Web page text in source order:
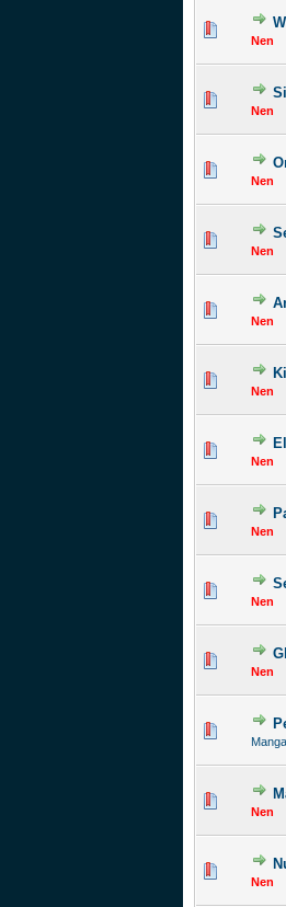
Nen
Nen
Nen
Nen
Nen
Nen
Nen
Nen
Nen
Nen
Nen
Nen